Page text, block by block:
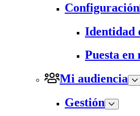
Configuración
Identidad
Puesta en
Mi audiencia
Gestión